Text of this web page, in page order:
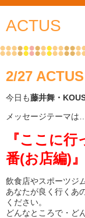
ACTUS
2/27 ACTUS
今日も藤井舞・
メッセージテーマは…
『ここに
番(お店編)』
飲食店やスポーツジ
あなたが良く行くあ
ください。
どんなところで・ど